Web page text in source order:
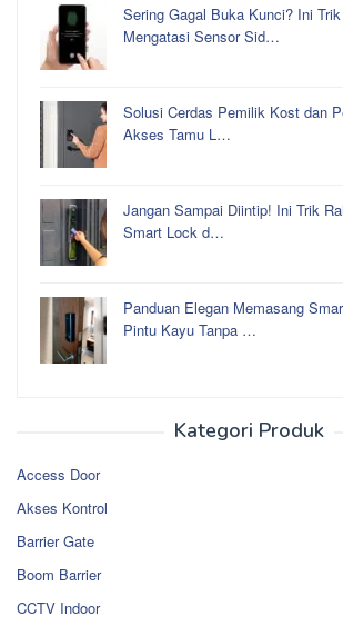
Sering Gagal Buka Kunci? Ini
Mengatasi Sensor Sid…
Solusi Cerdas Pemilik Kost dan
Akses Tamu L…
Jangan Sampai Diintip! Ini Trik
Smart Lock d…
Panduan Elegan Memasang
Pintu Kayu Tanpa …
Kategori Produk
Access Door
Akses Kontrol
Barrier Gate
Boom Barrier
CCTV Indoor